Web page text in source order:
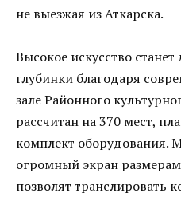
не выезжая из Аткарска.
Высокое искусство
глубинки благодаря
зале Районного
рассчитан на 370 мест,
комплект оборудования.
огромный экран
позволят транслировать